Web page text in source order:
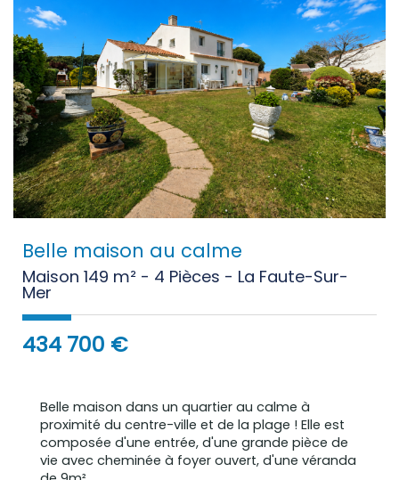
Belle maison au calme
Maison 149 m² - 4 Pièces - La Faute-Sur-
Mer
434 700 €
Belle maison dans un quartier au calme à
proximité du centre-ville et de la plage ! Elle est
composée d'une entrée, d'une grande pièce de
vie avec cheminée à foyer ouvert, d'une véranda